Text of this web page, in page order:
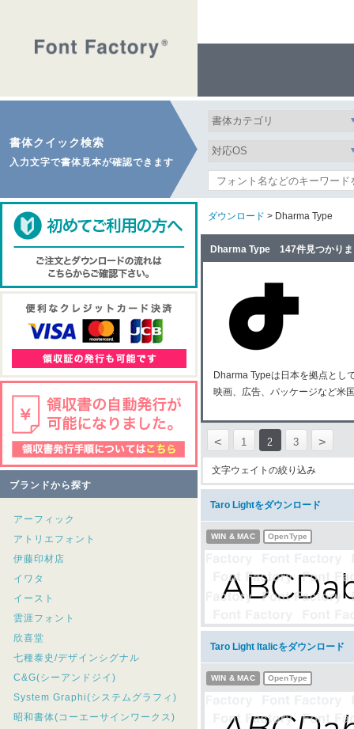
書体クイック検索
入力文字で書体見本が確認できます
ブランドから探す
アーフィック
アトリエフォント
伊藤印材店
イワタ
イースト
雲涯フォント
欣喜堂
七種泰史/デザインシグナル
C&G(シーアンドジイ)
System Graphi(システムグラフィ)
昭和書体(コーエーサインワークス)
ダウンロード > Dharma Type
Dharma Type 147件見つかり
Dharma Typeは日本を拠点とし
映画、広告、パッケージなど米
< 1 2 3 >
文字ウェイトの絞り込み
Taro Lightをダウンロード
WIN & MAC OpenType
Taro Light Italicをダウンロード
WIN & MAC OpenType